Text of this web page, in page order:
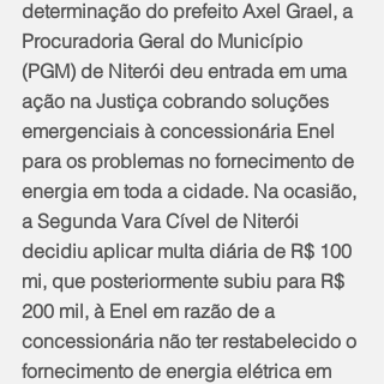
determinação do prefeito Axel Grael, a
Procuradoria Geral do Município
(PGM) de Niterói deu entrada em uma
ação na Justiça cobrando soluções
emergenciais à concessionária Enel
para os problemas no fornecimento de
energia em toda a cidade. Na ocasião,
a Segunda Vara Cível de Niterói
decidiu aplicar multa diária de R$ 100
mi, que posteriormente subiu para R$
200 mil, à Enel em razão de a
concessionária não ter restabelecido o
fornecimento de energia elétrica em